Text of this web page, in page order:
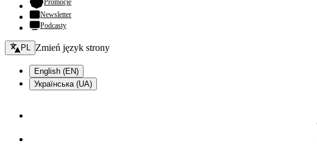
Promocje
Newsletter
Podcasty
Zmień język - bieżący:
PL Zmień język strony
English (EN)
Українська (UA)